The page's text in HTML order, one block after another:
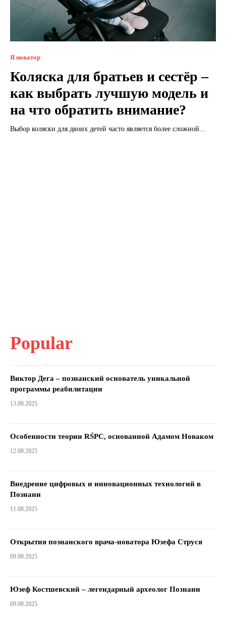
Я новатор
Коляска для братьев и сестёр –
как выбрать лучшую модель и
на что обратить внимание?
Выбор коляски для двоих детей часто является более сложной...
Popular
Виктор Дега – познанский основатель уникальной
программы реабилитации
13.08.2025
Особенности теории RŚPC, основанной Адамом Новаком
12.08.2025
Внедрение цифровых и инновационных технологий в
Познани
11.08.2025
Открытия познанского врача-новатора Юзефа Струся
09.08.2025
Юзеф Костшевский – легендарный археолог Познани
09.08.2025